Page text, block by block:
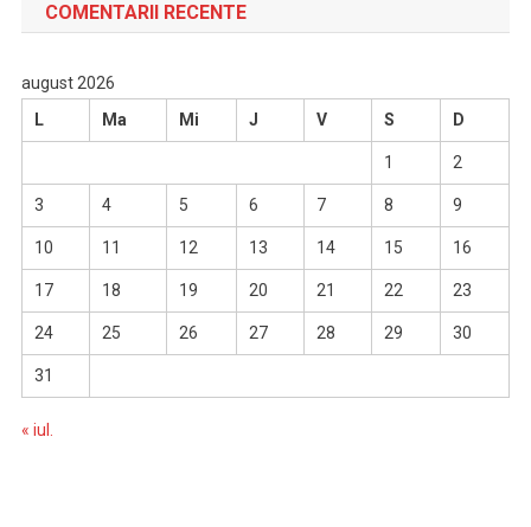
COMENTARII RECENTE
august 2026
L
Ma Mi J V S D
1 2
3 4 5 6 7 8 9
10 11 12 13 14 15 16
17 18 19 20 21 22 23
24 25 26 27 28 29 30
31
« iul.